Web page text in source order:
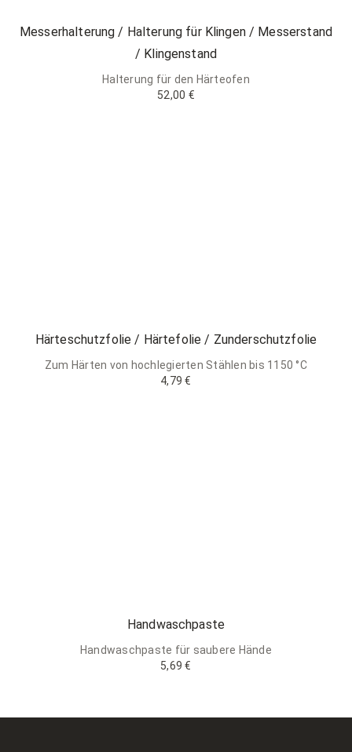
Messerhalterung / Halterung für Klingen / Messerstand
/ Klingenstand
Halterung für den Härteofen
52,00 €
Härteschutzfolie / Härtefolie / Zunderschutzfolie
Zum Härten von hochlegierten Stählen bis 1150 °C
4,79 €
Handwaschpaste
Handwaschpaste für saubere Hände
5,69 €